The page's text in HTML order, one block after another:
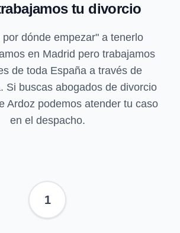
tu divorcio
por dónde empezar" a tenerlo
en Madrid pero trabajamos
de toda España a través de
Si buscas abogados de divorcio
Ardoz podemos atender tu caso
en el despacho.
1